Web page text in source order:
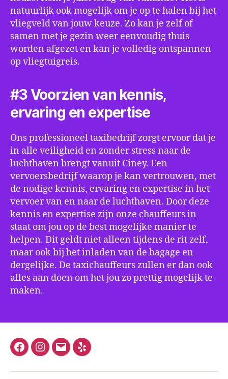
natuurlijk ook mogelijk om je op te halen bij het
vliegveld van jouw keuze. Zo kan je zelf of
samen met je gezin weer eenvoudig thuis
worden afgezet en kan je volledig ontspannen
op vliegtuigreis.
#3 Voorzien van kennis,
ervaring en expertise
Ons professioneel taxibedrijf zorgt ervoor dat je
in alle veiligheid en zonder stress naar de
luchthaven brengt vanuit Ciney. Een
vervoersbedrijf waarop je kan vertrouwen, met
de nodige kennis, ervaring en expertise in het
vervoer van en naar de luchthaven. Door deze
kennis en expertise zijn onze chauffeurs in
staat om jou op de best mogelijke manier te
helpen. Dit geldt niet alleen tijdens de rit zelf,
maar ook bij het inladen van de bagage en
dergelijke. De taxichauffeurs zullen er dan ook
alles aan doen om het jou zo prettig mogelijk te
maken.
FacebookInstagram
E-
Yelp